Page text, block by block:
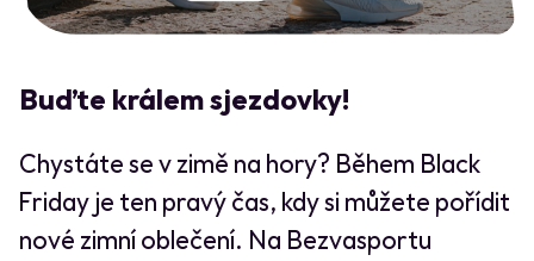
Buďte králem sjezdovky!
Chystáte se v zimě na hory? Během Black
Friday je ten pravý čas, kdy si můžete pořídit
nové zimní oblečení. Na Bezvasportu